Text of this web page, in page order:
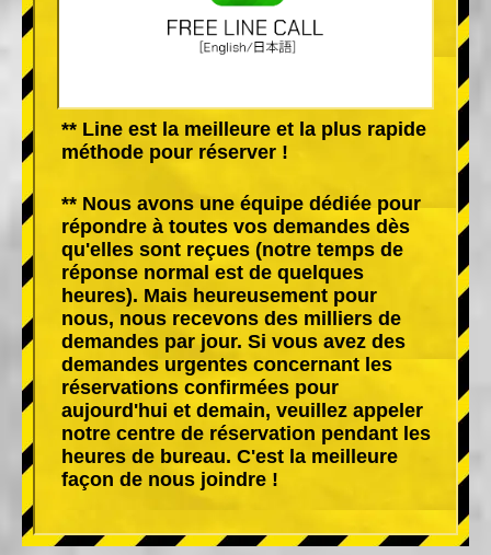
** Line est la meilleure et la plus rapide
méthode pour réserver !
** Nous avons une équipe dédiée pour
répondre à toutes vos demandes dès
qu'elles sont reçues (notre temps de
réponse normal est de quelques
heures). Mais heureusement pour
nous, nous recevons des milliers de
demandes par jour. Si vous avez des
demandes urgentes concernant les
réservations confirmées pour
aujourd'hui et demain, veuillez appeler
notre centre de réservation pendant les
heures de bureau. C'est la meilleure
façon de nous joindre !